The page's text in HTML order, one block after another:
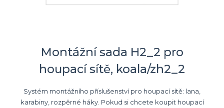
Montážní sada H2_2 pro
houpací sítě, koala/zh2_2
Systém montážního příslušenství pro houpací sítě: lana,
karabiny, rozpěrné háky. Pokud si chcete koupit houpací